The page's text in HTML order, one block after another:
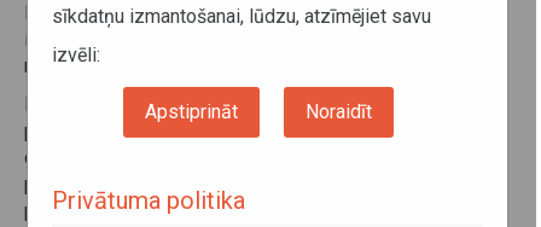
Informācijas apkopojums par biļešu tirdzniecības
izmaksām un tehnisko aprīkojumu reģionālās nozīmes
maršrutos.
līdz 2017.gada 21.aprīlim, aizpildot
pielikumā pievienoto
, sniegt Autotransporta
direkcijai informāciju par autoostās un transportlīdzekļos
pārdotajām biļetēm, kā arī kases aparātu un to
programmnodrošinājuma izmaksām, kas tiks izmantota
sīkdatņu izmantošanai, lūdzu, atzīmējiet savu
izvēli:
Apstiprināt Noraidīt
Privātuma politika